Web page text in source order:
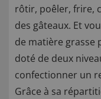
rôtir, poêler, frire,
des gâteaux. Et
de matière grasse
doté de deux
confectionner un
Grâce à sa